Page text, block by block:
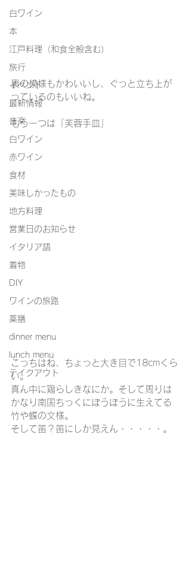
白ワイン
本
江戸料理（和食全般含む）
旅行
イベント
最新情報
音楽
白ワイン
赤ワイン
食材
美味しかったもの
地方料理
営業日のお知らせ
イタリア語
着物
DIY
ワインの旅路
薬膳
dinner menu
lunch menu
テイクアウト
裏の模様もかわいいし、ぐっと立ち上が
っているのもいいね。
もう一つは「芙蓉手皿」
こっちはね、ちょっと大き目で18cmくら
い。
真ん中に鶏らしきなにか。そして周りは
かなり南国ちっくにぼうぼうに生えてる
竹や蝶の文様。
そして笛？笛にしか見えん・・・・・。